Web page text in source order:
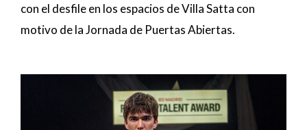
con el desfile en los espacios de Villa Satta con
motivo de la Jornada de Puertas Abiertas.